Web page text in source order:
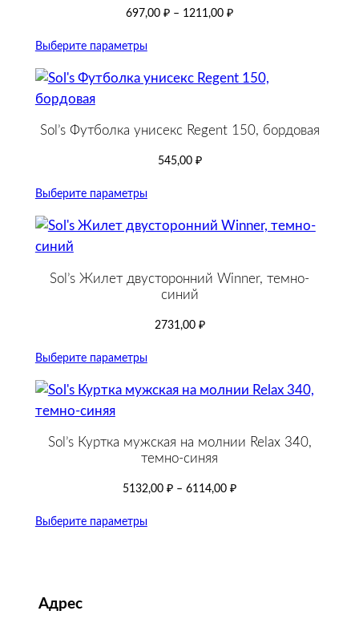
697,00 ₽ – 1211,00 ₽
Выберите параметры
Sol’s Футболка унисекс Regent 150, бордовая
545,00 ₽
Выберите параметры
Sol’s Жилет двусторонний Winner, темно-
синий
2731,00 ₽
Выберите параметры
Sol’s Куртка мужская на молнии Relax 340,
темно-синяя
5132,00 ₽ – 6114,00 ₽
Выберите параметры
Адрес